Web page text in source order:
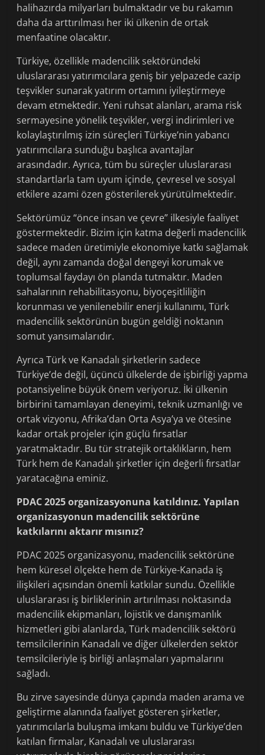
halihazırda milyarları bulmaktadır ve bu rakamın
daha da arttırılması her iki ülkenin de ortak
menfaatine olacaktır.
Türkiye, özellikle madencilik sektöründeki
uluslararası yatırımcılara geniş bir yelpazede cazip
teşvikler sunarak yatırım ortamını iyileştirmeye
devam etmektedir. Yeni ruhsat alanları, arama risk
sermayesine yönelik teşvikler, vergi indirimleri ve
kolaylaştırılmış izin süreçleri Türkiye’nin yabancı
yatırımcılara sunduğu başlıca avantajlar
arasındadır. Ayrıca, tüm bu süreçler uluslararası
standartlarla tam uyum içinde, çevresel ve sosyal
etkilere azami özen gösterilerek yürütülmektedir.
Sektörümüz “önce insan ve çevre” ilkesiyle faaliyet
göstermektedir. Bizim için katma değerli madencilik
sadece maden üretimiyle ekonomiye katkı sağlamak
değil, aynı zamanda doğal dengeyi korumak ve
toplumsal faydayı ön planda tutmaktır. Maden
sahalarının rehabilitasyonu, biyoçeşitliliğin
korunması ve yenilenebilir enerji kullanımı, Türk
madencilik sektörünün bugün geldiği noktanın
somut yansımalarıdır.
Ayrıca Türk ve Kanadalı şirketlerin sadece
Türkiye’de değil, üçüncü ülkelerde de işbirliği yapma
potansiyeline büyük önem veriyoruz. İki ülkenin
birbirini tamamlayan deneyimi, teknik uzmanlığı ve
ortak vizyonu, Afrika’dan Orta Asya’ya ve ötesine
kadar ortak projeler için güçlü fırsatlar
yaratmaktadır. Bu tür stratejik ortaklıkların, hem
Türk hem de Kanadalı şirketler için değerli fırsatlar
yaratacağına eminiz.
PDAC 2025 organizasyonuna katıldınız. Yapılan
organizasyonun madencilik sektörüne
katkılarını aktarır mısınız?
PDAC 2025 organizasyonu, madencilik sektörüne
hem küresel ölçekte hem de Türkiye-Kanada iş
ilişkileri açısından önemli katkılar sundu. Özellikle
uluslararası iş birliklerinin artırılması noktasında
madencilik ekipmanları, lojistik ve danışmanlık
hizmetleri gibi alanlarda, Türk madencilik sektörü
temsilcilerinin Kanadalı ve diğer ülkelerden sektör
temsilcileriyle iş birliği anlaşmaları yapmalarını
sağladı.
Bu zirve sayesinde dünya çapında maden arama ve
geliştirme alanında faaliyet gösteren şirketler,
yatırımcılarla buluşma imkanı buldu ve Türkiye’den
katılan firmalar, Kanadalı ve uluslararası